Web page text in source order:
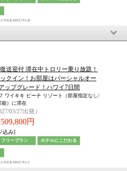
HWI793-D
送迎付 滞在中トロリー乗り放題！
クイン！お部屋はパーシャルオー
ップグレード！ハワイ7日間
ワイキキ ビーチ リゾート（部屋指定なし/
能）に滞在
03/27出発）
509,800円
込み]
フリープラン ホテルにこだわる
HWI792-C